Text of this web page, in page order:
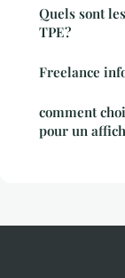
Quels sont
TPE?
Freelance
comment
pour un